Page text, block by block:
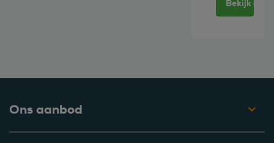
Bekijk
Ons aanbod